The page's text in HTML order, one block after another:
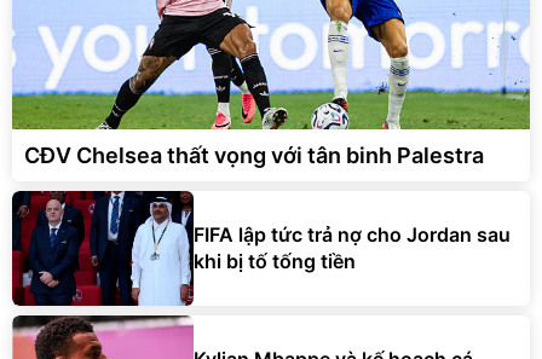
CĐV Chelsea thất vọng với tân binh Palestra
FIFA lập tức trả nợ cho Jordan sau
khi bị tố tống tiền